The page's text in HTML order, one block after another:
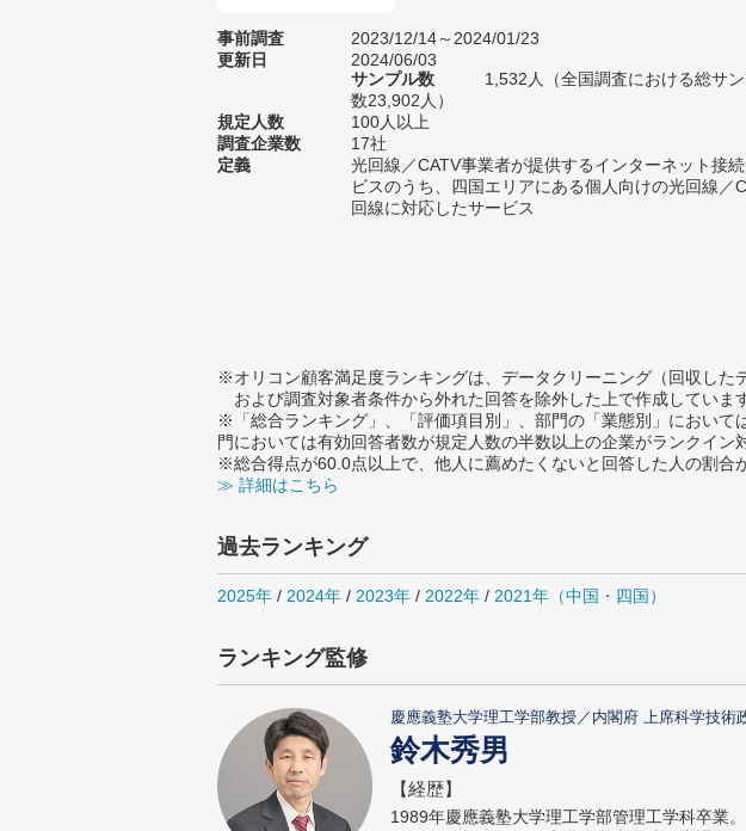
事前調査
2023/12/14～2024/01/23
更新日
2024/06/03
サンプル数
1,532人（全国調査における総サ
数23,902人）
規定人数
100人以上
調査企業数
17社
定義
光回線／CATV事業者が提供するインターネット接
ビスのうち、四国エリアにある個人向けの光回線／
回線に対応したサービス
※オリコン顧客満足度ランキングは、データクリーニング（回収した
および調査対象者条件から外れた回答を除外した上で作成しています
※「総合ランキング」、「評価項目別」、部門の「業態別」におい
門においては有効回答者数が規定人数の半数以上の企業がランクイン
※総合得点が60.0点以上で、他人に薦めたくないと回答した人の割合
≫ 詳細はこちら
過去ランキング
2025年 / 2024年 / 2023年 / 2022年 / 2021年（中国・四国）
ランキング監修
慶應義塾大学理工学部教授／内閣府 上席科学技術
鈴木秀男
【経歴】
1989年慶應義塾大学理工学部管理工学科卒業。